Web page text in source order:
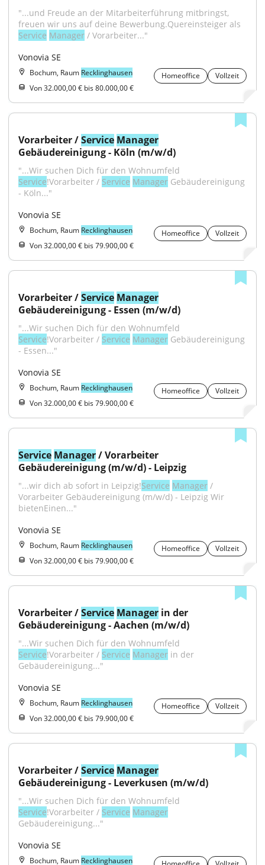
"...und Freude an der Mitarbeiterführung mitbringst,
Service Manager / Vorarbeiter..."
Vonovia SE
Bochum, Raum Recklinghausen Homeoffice
Vollzeit
Von 32.000,00 € bis 80.000,00 €
Vorarbeiter / Service Manager
Gebäudereinigung - Köln (m/w/d)
Service!Vorarbeiter / Service Manager Gebäudereinigung
- Köln..."
Vonovia SE
Bochum, Raum Recklinghausen Homeoffice
Vollzeit
Von 32.000,00 € bis 79.900,00 €
Vorarbeiter / Service Manager
Gebäudereinigung - Essen (m/w/d)
Service!Vorarbeiter / Service Manager Gebäudereinigung
- Essen..."
Vonovia SE
Bochum, Raum Recklinghausen Homeoffice
Vollzeit
Von 32.000,00 € bis 79.900,00 €
Service Manager / Vorarbeiter
Gebäudereinigung (m/w/d) - Leipzig
"...wir dich ab sofort in Leipzig!Service Manager /
Vorarbeiter Gebäudereinigung (m/w/d) - Leipzig Wir
bietenEinen..."
Vonovia SE
Bochum, Raum Recklinghausen Homeoffice
Vollzeit
Von 32.000,00 € bis 79.900,00 €
Vorarbeiter / Service Manager in der
Gebäudereinigung - Aachen (m/w/d)
Service!Vorarbeiter / Service Manager in der
Gebäudereinigung..."
Vonovia SE
Bochum, Raum Recklinghausen Homeoffice
Vollzeit
Von 32.000,00 € bis 79.900,00 €
Vorarbeiter / Service Manager
Gebäudereinigung - Leverkusen (m/w/d)
Service!Vorarbeiter / Service Manager
Gebäudereinigung..."
Vonovia SE
Bochum, Raum Recklinghausen